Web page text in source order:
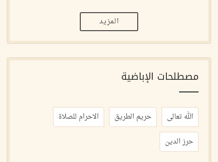
المزيد
مصطلحات الإباضية
الله تعالى حريم الطريق
الاحرام للصلاة
حرز الدين